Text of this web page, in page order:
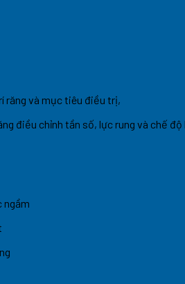
răng và mục tiêu điều trị,
điều chỉnh tần số, lực rung và chế độ
ngầm